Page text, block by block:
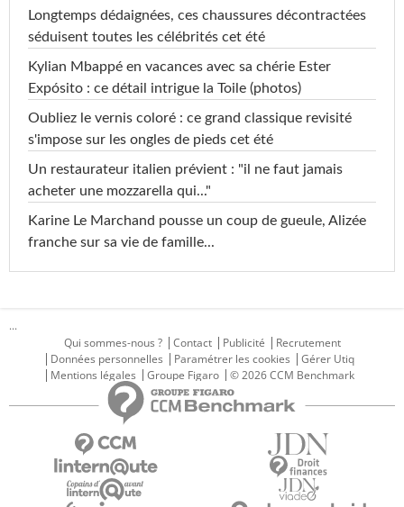
Longtemps dédaignées, ces chaussures décontractées
séduisent toutes les célébrités cet été
Kylian Mbappé en vacances avec sa chérie Ester
Expósito : ce détail intrigue la Toile (photos)
Oubliez le vernis coloré : ce grand classique revisité
s'impose sur les ongles de pieds cet été
Un restaurateur italien prévient : "il ne faut jamais
acheter une mozzarella qui..."
Karine Le Marchand pousse un coup de gueule, Alizée
franche sur sa vie de famille...
...
Qui sommes-nous ?
Contact Publicité
Recrutement
Données personnelles
Paramétrer les cookies
Gérer Utiq
Mentions légales
Groupe Figaro © 2026 CCM Benchmark